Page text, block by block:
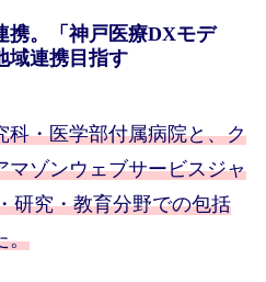
携。「神戸医療DXモデ
域連携目指す
科・医学部付属病院と、ク
マゾンウェブサービスジャ
研究・教育分野での包括
。